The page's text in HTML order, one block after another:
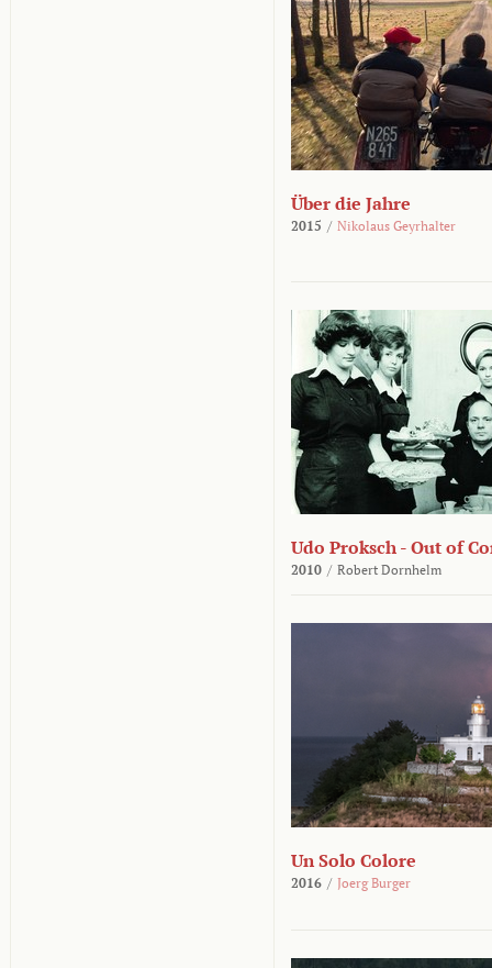
Über die Jahre
2015 / Nikolaus Geyrhalter
Udo Proksch - Out of
2010 / Robert Dornhelm
Un Solo Colore
2016 / Joerg Burger